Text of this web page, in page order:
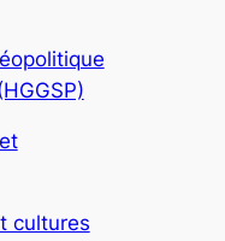
cultures